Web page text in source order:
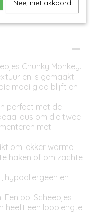
Chunky Monkey.
en is gemaakt
mooi glad blijft en
perfect met de
dus om die twee
met
om lekker warme
haken of om zachte
hypoallergeen en
Een bol Scheepjes
heeft een looplengte
Nee, niet akkoord